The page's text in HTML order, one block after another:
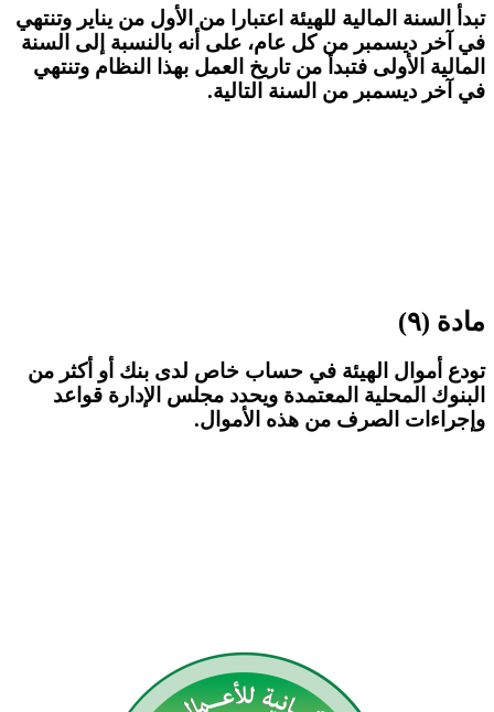
تبدأ السنة المالية للهيئة اعتبارا من الأول من يناير وتنتهي
في آخر ديسمبر من كل عام، على أنه بالنسبة إلى السنة
المالية الأولى فتبدأ من تاريخ العمل بهذا النظام وتنتهي
في آخر ديسمبر من السنة التالية.
مادة (٩)
تودع أموال الهيئة في حساب خاص لدى بنك أو أكثر من
البنوك المحلية المعتمدة ويحدد مجلس الإدارة قواعد
وإجراءات الصرف من هذه الأموال.